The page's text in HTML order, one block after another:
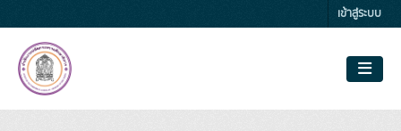
เข้าสู่ระบบ